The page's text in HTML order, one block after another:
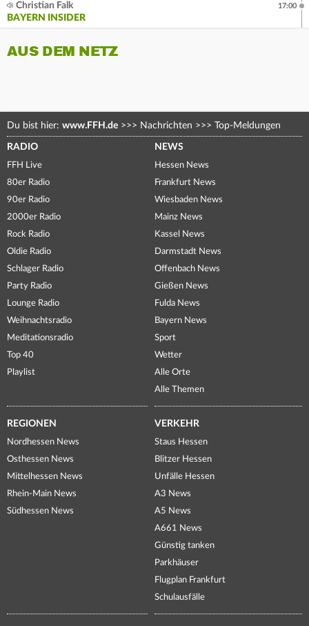
Christian Falk
BAYERN INSIDER
17:00
AUS DEM NETZ
Du bist hier: www.FFH.de >>> Nachrichten >>> Top-Meldungen
RADIO
FFH Live
80er Radio
90er Radio
2000er Radio
Rock Radio
Oldie Radio
Schlager Radio
Party Radio
Lounge Radio
Weihnachtsradio
Meditationsradio
Top 40
Playlist
NEWS
Hessen News
Frankfurt News
Wiesbaden News
Mainz News
Kassel News
Darmstadt News
Offenbach News
Gießen News
Fulda News
Bayern News
Sport
Wetter
Alle Orte
Alle Themen
REGIONEN
Nordhessen News
Osthessen News
Mittelhessen News
Rhein-Main News
Südhessen News
VERKEHR
Staus Hessen
Blitzer Hessen
Unfälle Hessen
A3 News
A5 News
A661 News
Günstig tanken
Parkhäuser
Flugplan Frankfurt
Schulausfälle